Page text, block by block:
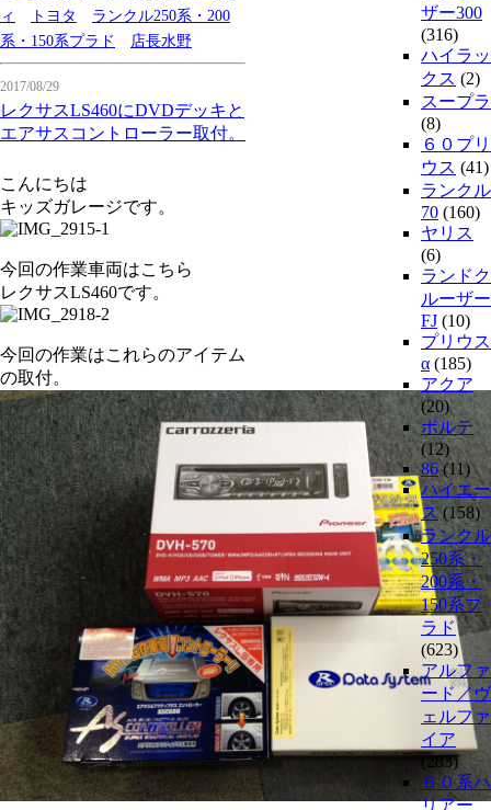
ィ
トヨタ
ランクル250系・200
系・150系プラド
店長水野
2017/08/29
レクサスLS460にDVDデッキと
エアサスコントローラー取付。
こんにちは
キッズガレージです。
今回の作業車両はこちら
レクサスLS460です。
今回の作業はこれらのアイテム
の取付。
ザー300
(316)
ハイラッ
クス (2)
スープラ
(8)
６０プリ
ウス (41)
ランクル
70 (160)
ヤリス
(6)
ランドク
ルーザー
FJ (10)
プリウス
α (185)
アクア
(20)
ポルテ
(12)
86(11)
ハイエー
ス(158)
ランクル
250系・
200系・
150系プ
ラド
(623)
アルファ
ード／ヴ
ェルファ
イア
(283)
６０系ハ
リアー